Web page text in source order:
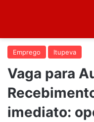
Emprego Itupeva
Vaga para
imediato: